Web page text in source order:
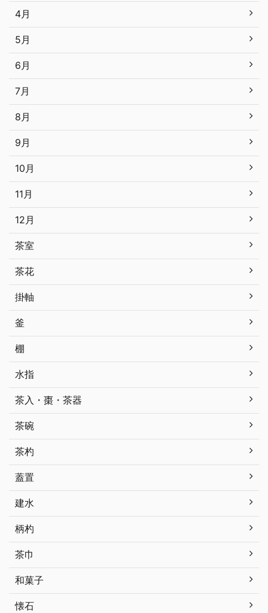
4月
5月
6月
7月
8月
9月
10月
11月
12月
茶室
茶花
掛軸
釜
棚
水指
茶入・棗・茶器
茶碗
茶杓
蓋置
建水
柄杓
茶巾
和菓子
懐石